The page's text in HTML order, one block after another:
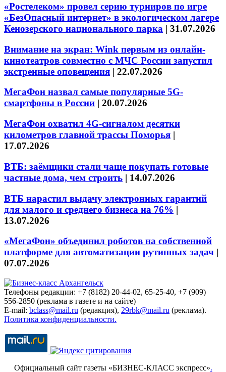
«Ростелеком» провел серию турниров по игре
«БезОпасный интернет» в экологическом лагере
Кенозерского национального парка | 31.07.2026
Внимание на экран: Wink первым из онлайн-
кинотеатров совместно с МЧС России запустил
экстренные оповещения | 22.07.2026
МегаФон назвал самые популярные 5G-
смартфоны в России | 20.07.2026
МегаФон охватил 4G-сигналом десятки
километров главной трассы Поморья |
17.07.2026
ВТБ: заёмщики стали чаще покупать готовые
частные дома, чем строить | 14.07.2026
ВТБ нарастил выдачу электронных гарантий
для малого и среднего бизнеса на 76% |
13.07.2026
«МегаФон» объединил роботов на собственной
платформе для автоматизации рутинных задач |
07.07.2026
Телефоны редакции: +7 (8182) 20-44-02, 65-25-40, +7 (909)
556-2850 (реклама в газете и на сайте)
E-mail: bclass@mail.ru (редакция), 29rbk@mail.ru (реклама).
Политика конфиденциальности.
Официальный сайт газеты «БИЗНЕС-КЛАСС экспресс».